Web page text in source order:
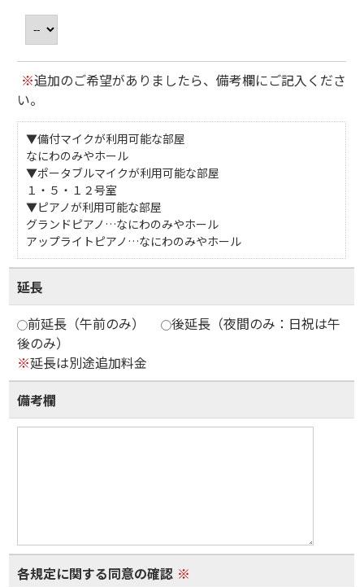
※追加のご希望がありましたら、備考欄にご記入くださ
い。
▼備付マイクが利用可能な部屋
なにわのみやホール
▼ポータブルマイクが利用可能な部屋
１・５・１２号室
▼ピアノが利用可能な部屋
グランドピアノ…なにわのみやホール
アップライトピアノ…なにわのみやホール
延長
前延長（午前のみ）
後延長（夜間のみ：日祝は午
後のみ）
※延長は別途追加料金
備考欄
各規定に関する同意の確認 ※